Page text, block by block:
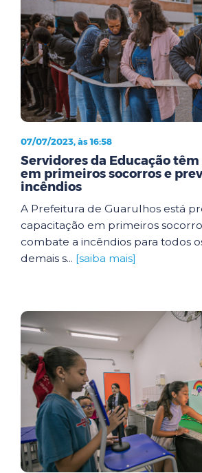
07/07/2023, às 16:58
Servidores da Educação
em primeiros socorros e
incêndios
A Prefeitura de Guarulhos está
capacitação em primeiros
combate a incêndios para todos
demais s... [saiba mais]